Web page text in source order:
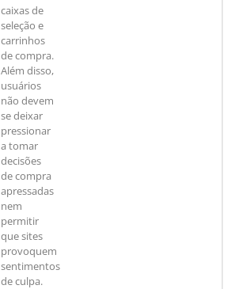
caixas de
seleção e
carrinhos
de compra.
Além disso,
usuários
não devem
se deixar
pressionar
a tomar
decisões
de compra
apressadas
nem
permitir
que sites
provoquem
sentimentos
de culpa.